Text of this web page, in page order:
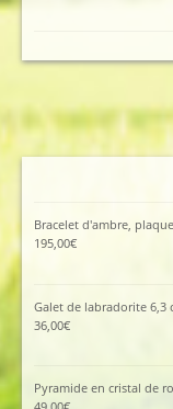
185,00€.129,00€.
Bracelet d'ambre,
195,00€
Galet de labradorite 6,3
36,00€
Pyramide en cristal de